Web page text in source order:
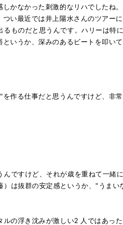
かなかった刺激的なリハでしたね
い最近では井上陽水さんのツアー
ものだと思うんです。ハリーは特
いうか、深みのあるビートを叩い
作る仕事だと思うんですけど、非
ですけど、それが歳を重ねて一緒
は抜群の安定感というか、"うまい
の浮き沈みが激しい2 人ではあっ